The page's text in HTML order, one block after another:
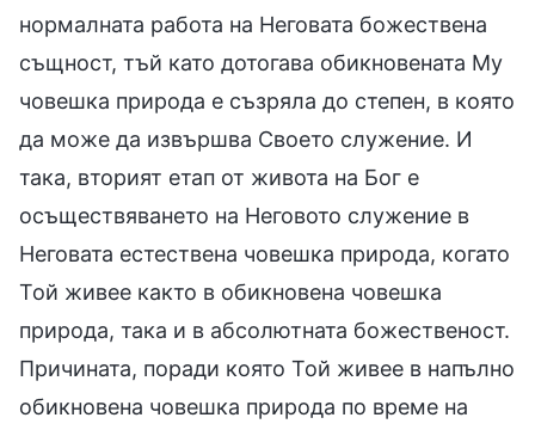
нормалната работа на Неговата божествена
същност, тъй като дотогава обикновената Му
човешка природа е съзряла до степен, в която
да може да извършва Своето служение. И
така, вторият етап от живота на Бог е
осъществяването на Неговото служение в
Неговата естествена човешка природа, когато
Той живее както в обикновена човешка
природа, така и в абсолютната божественост.
Причината, поради която Той живее в напълно
обикновена човешка природа по време на